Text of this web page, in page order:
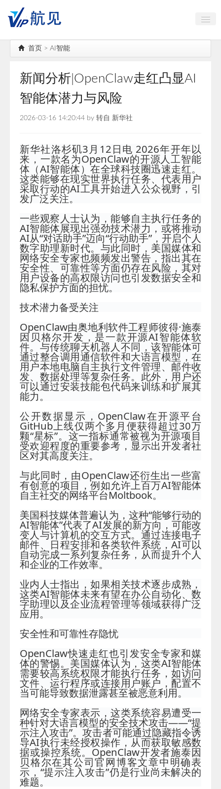
中国古镇大全
海岛出行
AI智能
公务机头等舱
首页 > AI智能
新闻分析|OpenClaw走红凸显AI
智能体潜力与风险
2026-03-16 14:20:44 by 转自 新华社
新华社洛杉矶3月12日电 2026年开年以
来，一款名为OpenClaw的开源人工智能
体（AI智能体）在全球科技圈迅速走红。
这类能够在现实世界执行任务、代表用户
采取行动的AI工具开始进入公众视野，引
发广泛关注。
一些观察人士认为，能够自主执行任务的
AI智能体展现出强劲技术潜力，或将推动
AI从“对话助手”迈向“行动助手”，开启个人
数字助理新时代。与此同时，美国媒体和
网络安全专家也频频发出警告，指出其在
安全性、可靠性等方面仍存在风险，其对
用户设备的高权限访问也引发数据安全和
隐私保护方面的担忧。
技术潜力备受关注
OpenClaw由奥地利软件工程师彼得·施泰
因贝格尔开发，是一款开源AI智能体软
件。与传统聊天机器人不同，该智能体可
通过整合调用通信软件和大语言模型，在
用户本地电脑自主执行文件管理、邮件收
发、数据处理等复杂任务。此外，用户还
可以通过安装技能包代码来训练和扩展其
能力。
公开数据显示，OpenClaw在开源平台
GitHub上线仅两个多月便获得超过30万
颗“星标”。这一指标通常被视为开源项目
受欢迎程度的重要参考，显示出开发者社
区对其高度关注。
与此同时，由OpenClaw还衍生出一些富
有创意的项目，例如允许上百万AI智能体
自主社交的网络平台Moltbook。
美国科技媒体普遍认为，这种“能够行动的
AI智能体”代表了AI发展的新方向，可能改
变人与计算机的交互方式。通过连接电子
邮件、日程安排和各类软件系统，AI可以
自动完成一系列复杂任务，从而提升个人
和企业的工作效率。
业内人士指出，如果相关技术逐步成熟，
这类AI智能体未来有望在办公自动化、数
字助理以及企业流程管理等领域获得广泛
应用。
安全性和可靠性存隐忧
OpenClaw快速走红也引发安全专家和媒
体的警惕。美国媒体认为，这类AI智能体
需要较高系统权限才能执行任务，如访问
文件、运行程序或连接用户账户，配置不
当可能导致数据泄露甚至被恶意利用。
网络安全专家表示，这类系统容易遭受一
种针对大语言模型的安全技术攻击——“提
示注入攻击”。攻击者可能通过隐藏指令诱
导AI执行未经授权操作，从而获取敏感数
据或操控系统。OpenClaw开发者施泰因
贝格尔在其公司官网博客文章中明确表
示，“提示注入攻击”仍是行业尚未解决的
难题。